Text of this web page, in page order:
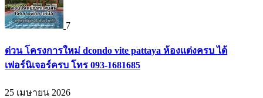
7
ด่วน โครงการใหม่ dcondo vite pattaya ห้องแต่งครบ ได้
เฟอร์นิเจอร์ครบ โทร 093-1681685
25 เมษายน 2026